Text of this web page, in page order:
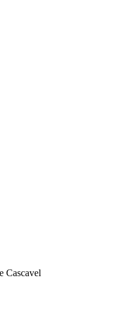
Cascavel